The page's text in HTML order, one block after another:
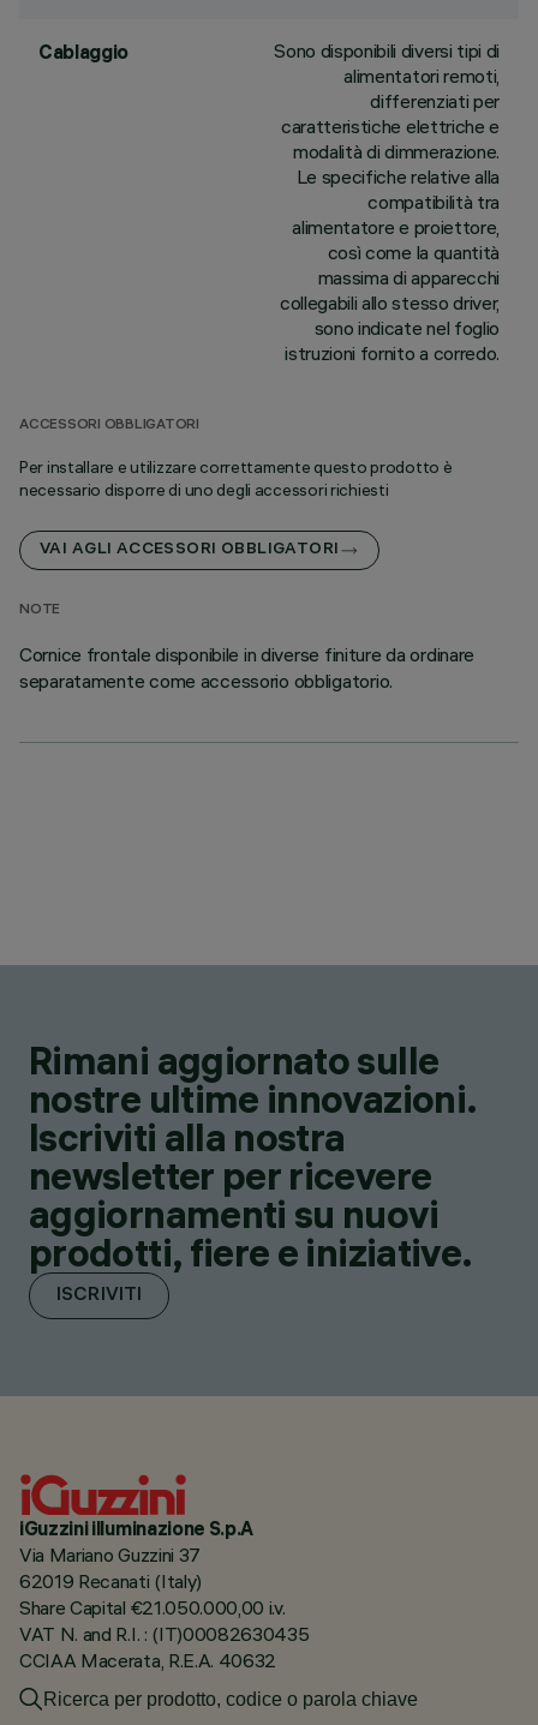
Cablaggio
Sono disponibili diversi tipi di
alimentatori remoti,
differenziati per
caratteristiche elettriche e
modalità di dimmerazione.
Le specifiche relative alla
compatibilità tra
alimentatore e proiettore,
così come la quantità
massima di apparecchi
collegabili allo stesso driver,
sono indicate nel foglio
istruzioni fornito a corredo.
ACCESSORI OBBLIGATORI
Per installare e utilizzare correttamente questo prodotto è
necessario disporre di uno degli accessori richiesti
VAI AGLI ACCESSORI OBBLIGATORI
NOTE
Cornice frontale disponibile in diverse finiture da ordinare
separatamente come accessorio obbligatorio.
Rimani aggiornato sulle
nostre ultime innovazioni.
Iscriviti alla nostra
newsletter per ricevere
aggiornamenti su nuovi
prodotti, fiere e iniziative.
ISCRIVITI
iGuzzini illuminazione S.p.A
Via Mariano Guzzini 37
62019 Recanati (Italy)
Share Capital €21.050.000,00 i.v.
VAT N. and R.I. : (IT)00082630435
CCIAA Macerata, R.E.A. 40632